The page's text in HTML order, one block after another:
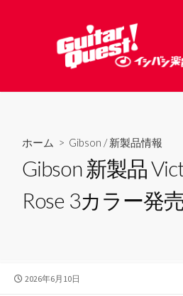
へ
ホーム > Gibson /新製品情報
Gibson 新製品
Rose 3カラー発売
公
2026年6月10日